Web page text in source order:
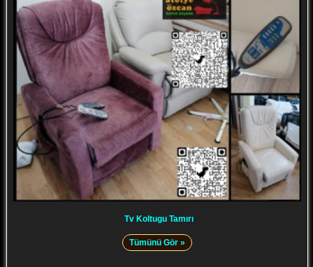
Tv Koltugu Tamırı
Tümünü Gör »